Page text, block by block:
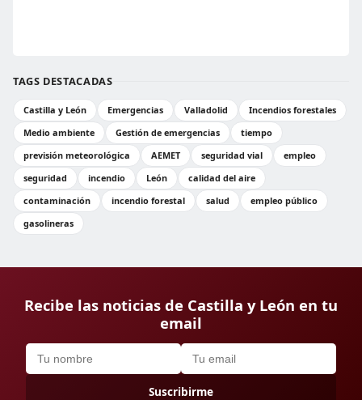
TAGS DESTACADAS
Castilla y León Emergencias Valladolid
Incendios forestales
Medio ambiente
Gestión de emergencias
tiempo
previsión meteorológica
AEMET seguridad vial
empleo
seguridad
incendio León
calidad del aire
contaminación
incendio forestal salud
empleo público
gasolineras
Recibe las noticias de Castilla y León en tu
email
Suscribirme